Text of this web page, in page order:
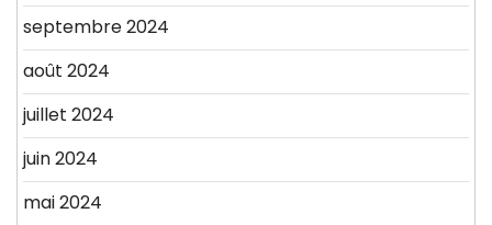
septembre 2024
août 2024
juillet 2024
juin 2024
mai 2024